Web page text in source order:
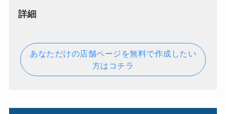
詳細
あなただけの店舗ページを無料で作成したい
方はコチラ